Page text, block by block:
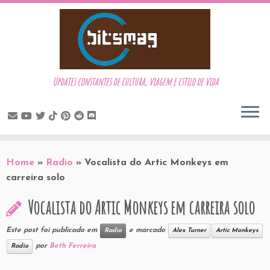
to
content
Updates constantes de cultura, viagem e estilo de vida
Home » Radio » Vocalista do Artic Monkeys em
carreira solo
Vocalista do Artic Monkeys em carreira solo
Este post foi publicado em Radio e marcado Alex Turner Artic Monkeys
Radio por Beth Ferreira